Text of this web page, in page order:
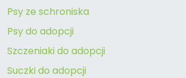
Psy ze schroniska
Psy do adopcji
Szczeniaki do adopcji
Suczki do adopcji